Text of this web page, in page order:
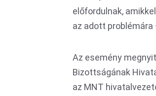
előfordulnak,
az adott
Az esemény
Bizottságának
az MNT